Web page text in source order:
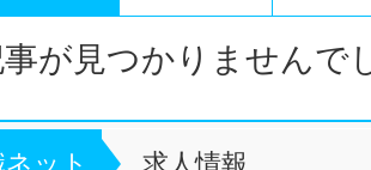
が見つかりませんで
ット 求人情報